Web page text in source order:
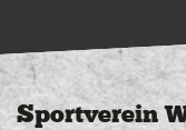
Sportverein